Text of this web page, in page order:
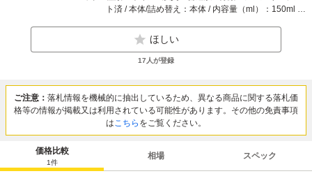
ト済 / 本体/詰め替え：本体 / 内容量（ml）：150ml /
ほしい
17 人が登録
ご注意： 落札情報を機械的に抽出しているため、異なる商品に関する落札価
格等の情報が掲載又は利用されている可能性があります。その他の免責事項
はこちら をご覧ください。
価格比較
1件
相場 スペック